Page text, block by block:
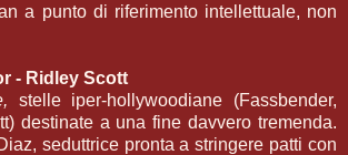
a punto di riferimento intellettuale, non
- Ridley Scott
stelle iper-hollywoodiane (Fassbender,
destinate a una fine davvero tremenda.
seduttrice pronta a stringere patti con